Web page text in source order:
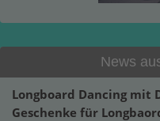
News
Longboard Dancing mit
Geschenke für